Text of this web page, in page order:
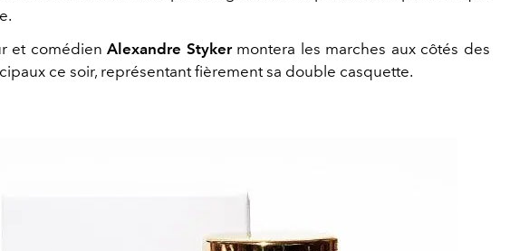
et comédienAlexandre Styker montera les marches aux côtés des
ce soir, représentant fièrement sa double casquette.